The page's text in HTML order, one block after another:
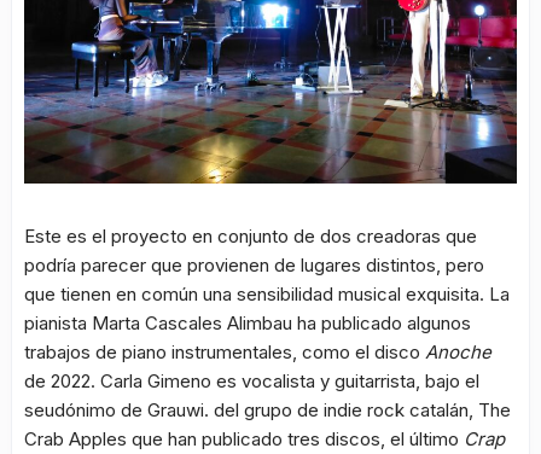
Este es el proyecto en conjunto de dos creadoras que
podría parecer que provienen de lugares distintos, pero
que tienen en común una sensibilidad musical exquisita. La
pianista Marta Cascales Alimbau ha publicado algunos
trabajos de piano instrumentales, como el disco Anoche
de 2022. Carla Gimeno es vocalista y guitarrista, bajo el
seudónimo de Grauwi. del grupo de indie rock catalán, The
Crab Apples que han publicado tres discos, el último Crap